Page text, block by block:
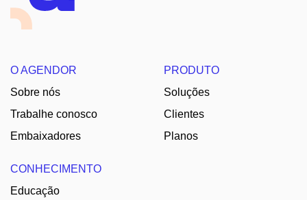
O AGENDOR
Sobre nós
Trabalhe conosco
Embaixadores
PRODUTO
Soluções
Clientes
Planos
CONHECIMENTO
Educação